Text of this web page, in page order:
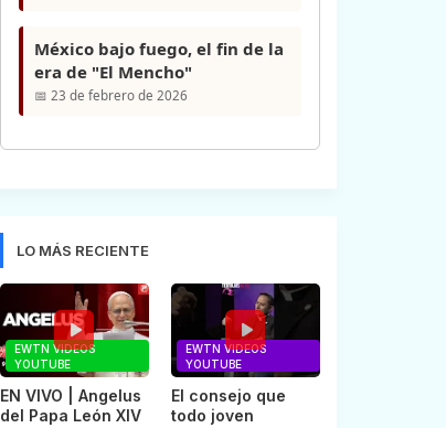
México bajo fuego, el fin de la
era de "El Mencho"
📅 23 de febrero de 2026
LO MÁS RECIENTE
EWTN VIDEOS
YOUTUBE
EN VIVO | Angelus
del Papa León XIV
EWTN VIDEOS
YOUTUBE
El consejo que
todo joven